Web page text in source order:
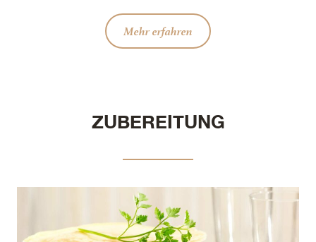
Mehr erfahren
ZUBEREITUNG